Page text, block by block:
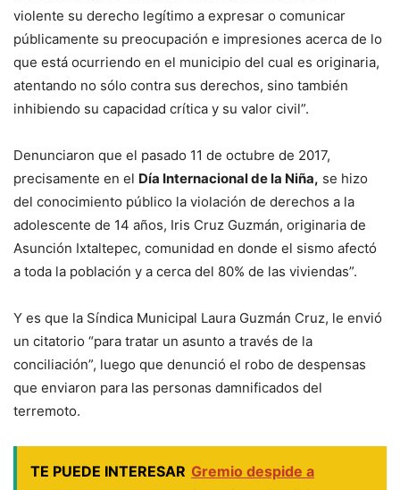
violente su derecho legítimo a expresar o comunicar
públicamente su preocupación e impresiones acerca de lo
que está ocurriendo en el municipio del cual es originaria,
atentando no sólo contra sus derechos, sino también
inhibiendo su capacidad crítica y su valor civil”.
Denunciaron que el pasado 11 de octubre de 2017,
precisamente en el Día Internacional de la Niña, se hizo
del conocimiento público la violación de derechos a la
adolescente de 14 años, Iris Cruz Guzmán, originaria de
Asunción Ixtaltepec, comunidad en donde el sismo afectó
a toda la población y a cerca del 80% de las viviendas”.
Y es que la Síndica Municipal Laura Guzmán Cruz, le envió
un citatorio “para tratar un asunto a través de la
conciliación”, luego que denunció el robo de despensas
que enviaron para las personas damnificados del
terremoto.
TE PUEDE INTERESAR Gremio despide a